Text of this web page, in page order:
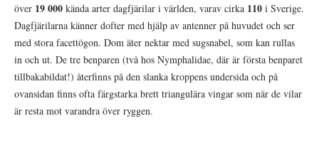
över 19 000 kända arter dagfjärilar i världen, varav cirka 110 i Sverige.
Dagfjärilarna känner dofter med hjälp av antenner på huvudet och ser
med stora facettögon. Dom äter nektar med sugsnabel, som kan rullas
in och ut. De tre benparen (två hos Nymphalidae, där är första benparet
tillbakabildat!) återfinns på den slanka kroppens undersida och på
ovansidan finns ofta färgstarka brett triangulära vingar som när de vilar
är resta mot varandra över ryggen.